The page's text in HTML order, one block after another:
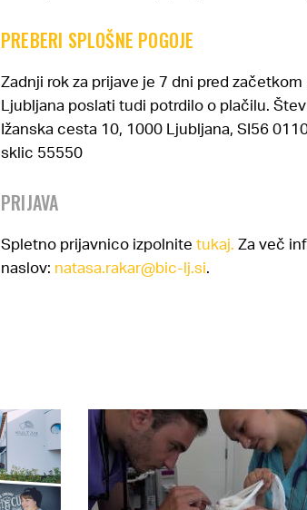
PREBERI SPLOŠNE POGOJE
Zadnji rok za prijave je 7 dni pred
Ljubljana poslati tudi potrdilo o plačilu.
Ižanska cesta 10, 1000 Ljubljana, SI56
sklic 55550
PRIJAVA
Spletno prijavnico izpolnite tukaj. Za več
naslov: natasa.rakar@bic-lj.si.